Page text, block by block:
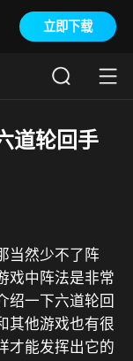
立即下载
道轮回手
当然少不了阵
戏中阵法是非常
绍一下六道轮回
其他游戏也有很
才能发挥出它的